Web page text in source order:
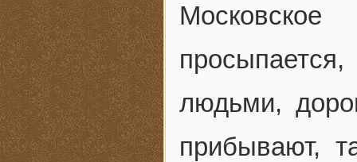
людьми,
прибывают,